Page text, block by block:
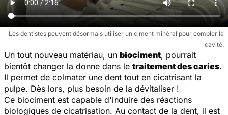
Les dentistes peuvent désormais utiliser un ciment minéral pour combler la
cavité.
Un tout nouveau matériau, un biociment, pourrait
bientôt changer la donne dans le traitement des caries.
Il permet de colmater une dent tout en cicatrisant la
pulpe. Dès lors, plus besoin de la dévitaliser !
Ce biociment est capable d'induire des réactions
biologiques de cicatrisation. Au contact de la dent, il est